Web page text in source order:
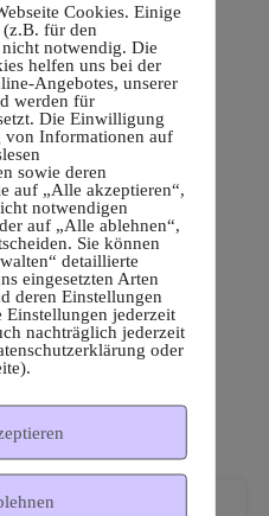
Cookies. Einige
für den
notwendig. Die
helfen uns bei der
Angebotes, unserer
werden für
Die Einwilligung
von Informationen auf
sowie deren
auf „Alle akzeptieren“,
notwendigen
auf „Alle ablehnen“,
Sie können
detaillierte
eingesetzten Arten
deren Einstellungen
jederzeit
nachträglich jederzeit
oder